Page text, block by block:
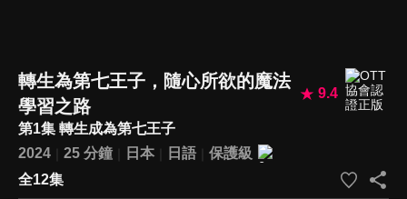
轉生為第七王子，隨心所欲的魔法
學習之路
9.4
第1集 轉生成為第七王子
2024
25 分鐘 日本 日語
保護級
全12集